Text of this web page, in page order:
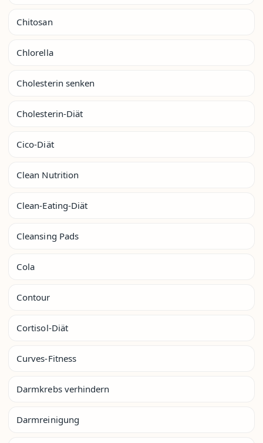
Chitosan
Chlorella
Cholesterin senken
Cholesterin-Diät
Cico-Diät
Clean Nutrition
Clean-Eating-Diät
Cleansing Pads
Cola
Contour
Cortisol-Diät
Curves-Fitness
Darmkrebs verhindern
Darmreinigung